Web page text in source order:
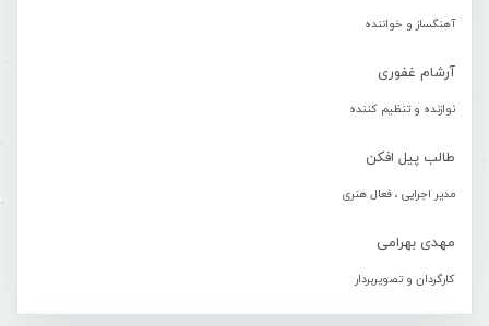
آهنگساز و خواننده
آرشام غفوری
نوازنده و تنظیم کننده
طالب پیل افکن
مدیر اجرایی ، فعال هنری
مهدی بهرامی
کارگردان و تصویربردار